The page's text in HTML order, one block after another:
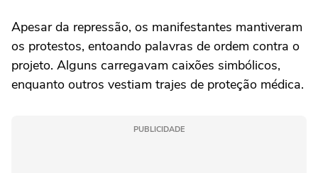
Apesar da repressão, os manifestantes mantiveram
os protestos, entoando palavras de ordem contra o
projeto. Alguns carregavam caixões simbólicos,
enquanto outros vestiam trajes de proteção médica.
PUBLICIDADE